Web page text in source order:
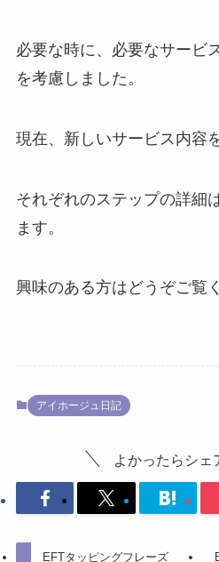
必要な時に、必要なサービ
を考慮しました。
現在、新しいサービス内容
それぞれのステップの詳細
ます。
興味のある方はどうぞご覧
アイホージュ日記
よかったらシェ
EFTタッピングフレーズ